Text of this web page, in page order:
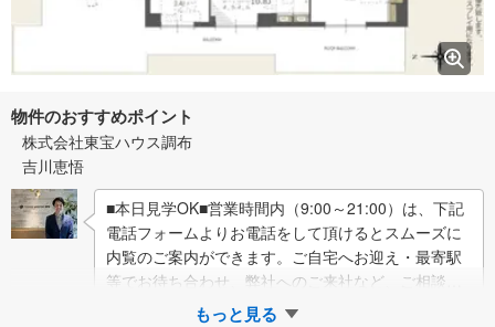
物件のおすすめポイント
株式会社東宝ハウス調布
吉川恵悟
■本日見学OK■営業時間内（9:00～21:00）は、下記
電話フォームよりお電話をして頂けるとスムーズに
内覧のご案内ができます。ご自宅へお迎え・最寄駅
等でお待ち合わせ、弊社へのご来社など、ご相談く
ださいませ。ご希望があれば周辺環境…
もっと見る